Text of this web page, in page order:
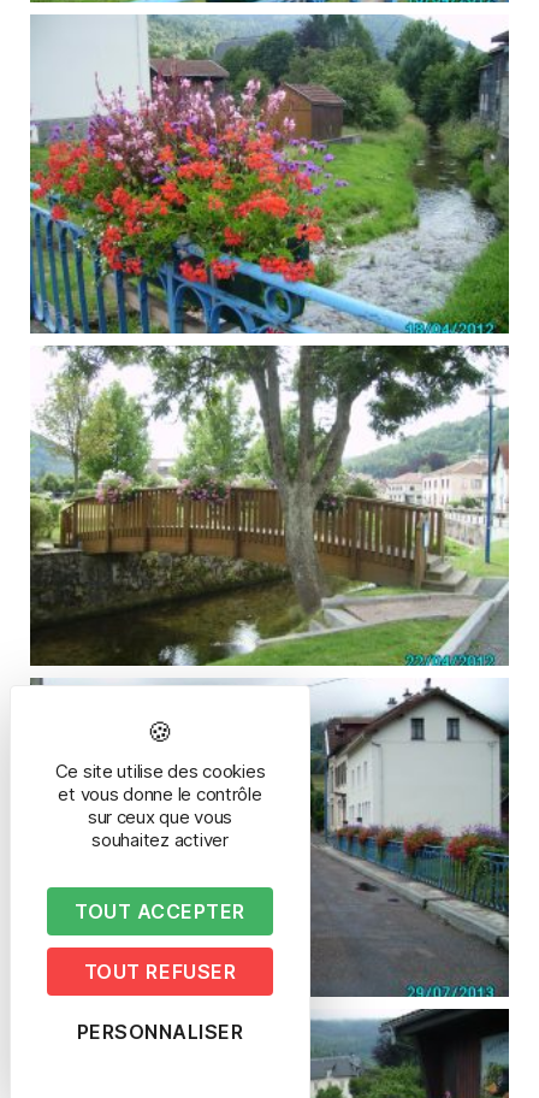
Ce site utilise des cookies
et vous donne le contrôle
sur ceux que vous
souhaitez activer
TOUT ACCEPTER
TOUT REFUSER
PERSONNALISER